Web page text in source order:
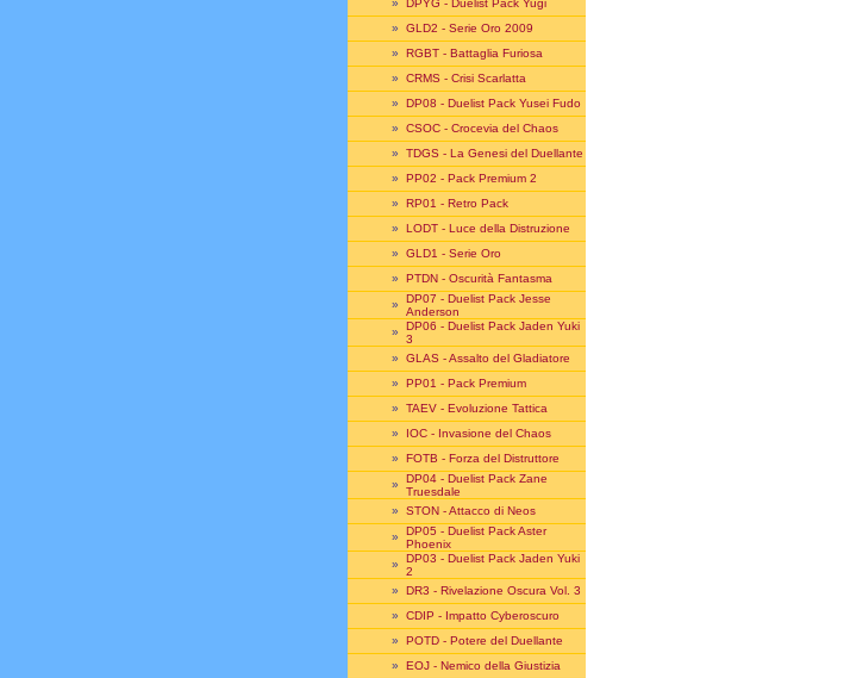
» DPYG - Duelist Pack Yugi
» GLD2 - Serie Oro 2009
» RGBT - Battaglia Furiosa
» CRMS - Crisi Scarlatta
» DP08 - Duelist Pack Yusei Fudo
» CSOC - Crocevia del Chaos
» TDGS - La Genesi del Duellante
» PP02 - Pack Premium 2
» RP01 - Retro Pack
» LODT - Luce della Distruzione
» GLD1 - Serie Oro
» PTDN - Oscurità Fantasma
» DP07 - Duelist Pack Jesse
Anderson
» DP06 - Duelist Pack Jaden Yuki
3
» GLAS - Assalto del Gladiatore
» PP01 - Pack Premium
» TAEV - Evoluzione Tattica
» IOC - Invasione del Chaos
» FOTB - Forza del Distruttore
» DP04 - Duelist Pack Zane
Truesdale
» STON - Attacco di Neos
» DP05 - Duelist Pack Aster
Phoenix
» DP03 - Duelist Pack Jaden Yuki
2
» DR3 - Rivelazione Oscura Vol. 3
» CDIP - Impatto Cyberoscuro
» POTD - Potere del Duellante
» EOJ - Nemico della Giustizia